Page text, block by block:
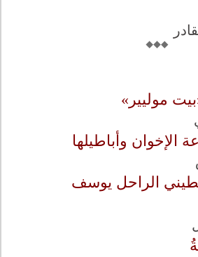
موليير»
الإخوان وأباطيلها
الراحل يوسف